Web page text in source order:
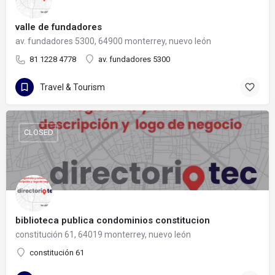
valle de fundadores
av. fundadores 5300, 64900 monterrey, nuevo león
81 1228 4778 av. fundadores 5300
Travel & Tourism
biblioteca publica condominios constitucion
constitución 61, 64019 monterrey, nuevo león
constitución 61
CLOSED